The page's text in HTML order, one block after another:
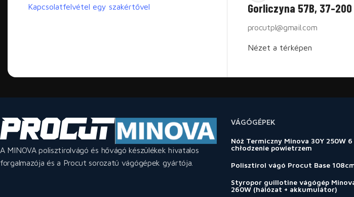
Kapcsolatfelvétel egy szakértővel Gorliczyna 57B, 37-
procutpl@gmail.com
Nézet a térképen
A MINOVA polisztirolvágó és hővágó készülékek hivatalos
forgalmazója és a Procut sorozatú vágógépek gyártója.
VÁGÓGÉPEK
Nóż Termiczny Minova 30Y 250W
chłodzenie powietrzem
Polisztirol vágó Procut Base
Styropor guillotine vágógép
260W (hálózat + akkumulátor)